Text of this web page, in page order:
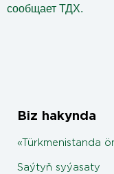
сообщает ТДХ.
Biz hakynda
«Türkmenistanda
Saýtyň syýasaty